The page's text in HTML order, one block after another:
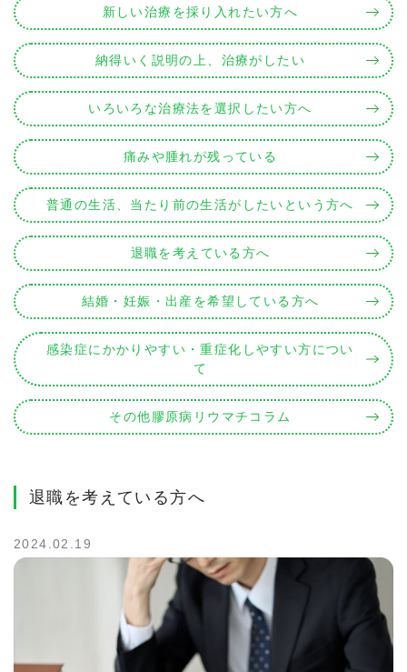
新しい治療を採り入れたい方へ
納得いく説明の上、治療がしたい
いろいろな治療法を選択したい方へ
痛みや腫れが残っている
普通の生活、当たり前の生活がしたいという方へ
退職を考えている方へ
結婚・妊娠・出産を希望している方へ
感染症にかかりやすい・重症化しやすい方につい
て
その他膠原病リウマチコラム
退職を考えている方へ
2024.02.19